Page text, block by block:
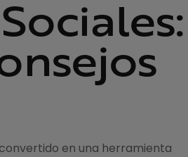
en una herramienta